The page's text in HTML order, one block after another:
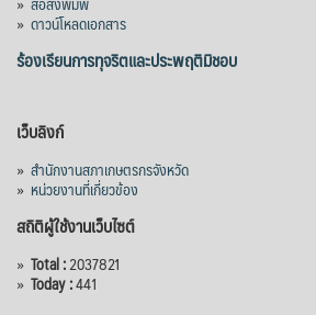
ลูกบาศก์เมตร สามารถสนับสนุนพื้นที่
ชลประทานกว่า 87,700 ไร่ เพิ่ม
View on Facebook
» ดาวน์โหลดเอกสาร
ร้องเรียนการทุจริตและประพฤติมิชอบ
เว็บลิงก์
» สำนักงานสภาเกษตรกรจังหวัด
» หน่วยงานที่เกี่ยวข้อง
สถิติผู้ใช้งานเว็บไซต์
» Total :2037821
» Today :441